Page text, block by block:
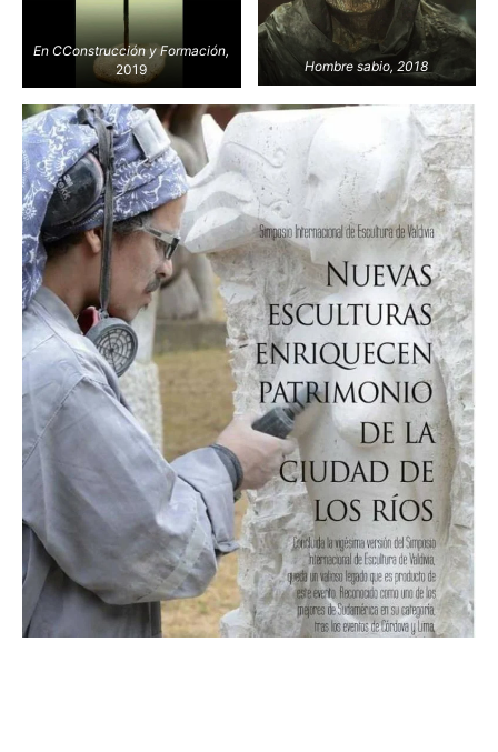
En CConstrucción y Formación,
2019
Hombre sabio, 2018